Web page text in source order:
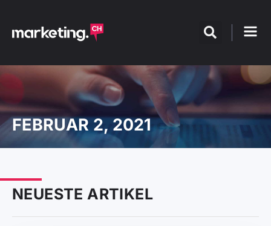
FEBRUAR 2, 2021
NEUESTE ARTIKEL